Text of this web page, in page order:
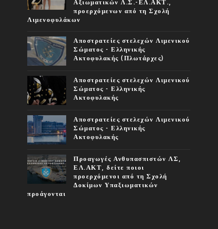
Αξιωματικών Λ.Σ.-ΕΛ.ΑΚΤ.,
προερχόμενων από τη Σχολή
Λιμενοφυλάκων
Αποστρατείες στελεχών Λιμενικού
Σώματος - Ελληνικής
Ακτοφυλακής (Πλωτάρχες)
Αποστρατείες στελεχών Λιμενικού
Σώματος - Ελληνικής
Ακτοφυλακής
Αποστρατείες στελεχών Λιμενικού
Σώματος - Ελληνικής
Ακτοφυλακής
Προαγωγές Ανθυπασπιστών ΛΣ,
ΕΛ.ΑΚΤ, δείτε ποιοι
προερχόμενοι από τη Σχολή
Δοκίμων Υπαξιωματικών
προάγονται